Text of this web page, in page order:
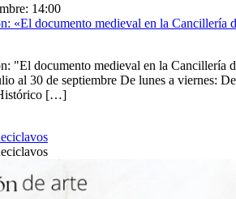
14:00
«El documento medieval en la Cancillería
"El documento medieval en la Cancillería
al 30 de septiembre De lunes a viernes: De
[…]